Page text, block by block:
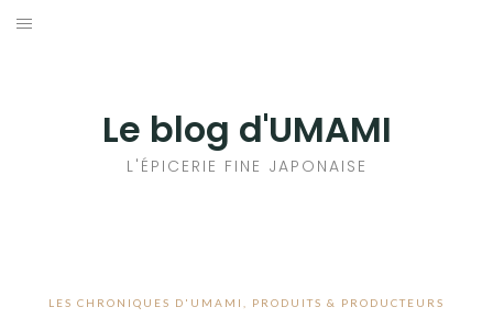
Aller
Le blog d'UMAMI
L'ÉPICERIE FINE JAPONAISE
LES CHRONIQUES D'UMAMI PRODUITS & PRODUCTEURS